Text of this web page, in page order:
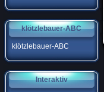
klötzlebauer-ABC
klötzlebauer-ABC
Interaktiv